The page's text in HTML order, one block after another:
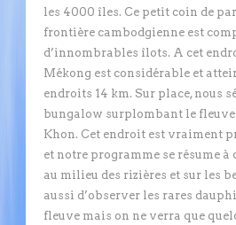
les 4000 îles. Ce petit coin de
frontière cambodgienne est
d’innombrables îlots. A cet
Mékong est considérable et
endroits 14 km. Sur place, nous
bungalow surplombant le fleuve
Khon. Cet endroit est vraiment
et notre programme se résume à
au milieu des rizières et sur les
aussi d’observer les rares
fleuve mais on ne verra que